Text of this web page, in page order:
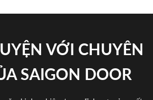
VỚI CHUYÊN
SAIGON DOOR